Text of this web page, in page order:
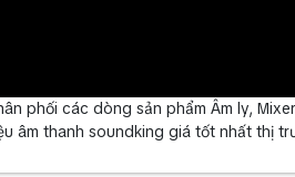
phối các dòng sản phẩm Âm ly,
âm thanh soundking giá tốt nhất thị